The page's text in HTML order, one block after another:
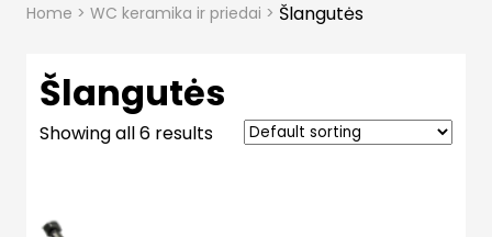
Home > WC keramika ir priedai > Šlangutės
Šlangutės
Showing all 6 results